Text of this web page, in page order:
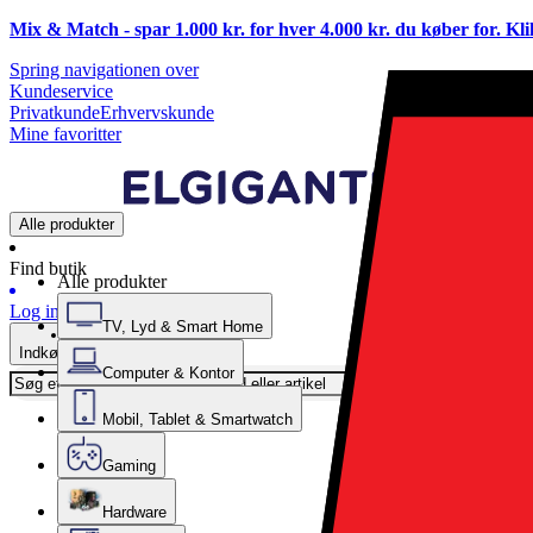
Mix & Match - spar 1.000 kr. for hver 4.000 kr. du køber for.
Spring navigationen over
Kundeservice
PrivatkundeErhvervskunde
Mine favoritter
Alle produkter
Find butik
Log ind
Indkøbskurv
Alle produkter
TV, Lyd & Smart Home
Computer & Kontor
Mobil, Tablet & Smartwatch
Gaming
Hardware